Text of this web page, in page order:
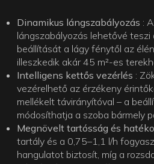
Dinamikus lángszabályozás :
lángszabályozás lehetővé
beállítását a lágy fénytől az
illeszkedik akár 45 m²-es
Intelligens kettős vezérlés :
vezérelhető az érzékeny
mellékelt távirányítóval – a
módosíthatja a szoba bármely
Megnövelt tartósság és
tartály és a 0,75–1,1 l/h
hangulatot biztosít, míg a